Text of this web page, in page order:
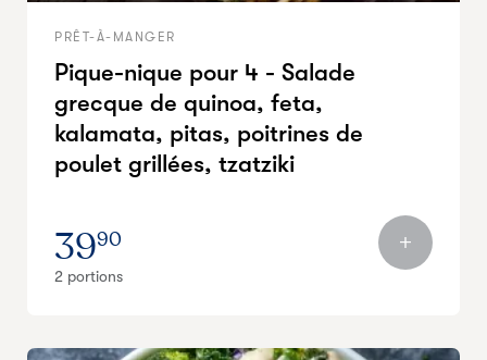
PRÊT-À-MANGER
Pique-nique pour 4 - Salade
grecque de quinoa, feta,
kalamata, pitas, poitrines de
poulet grillées, tzatziki
3990
2 portions